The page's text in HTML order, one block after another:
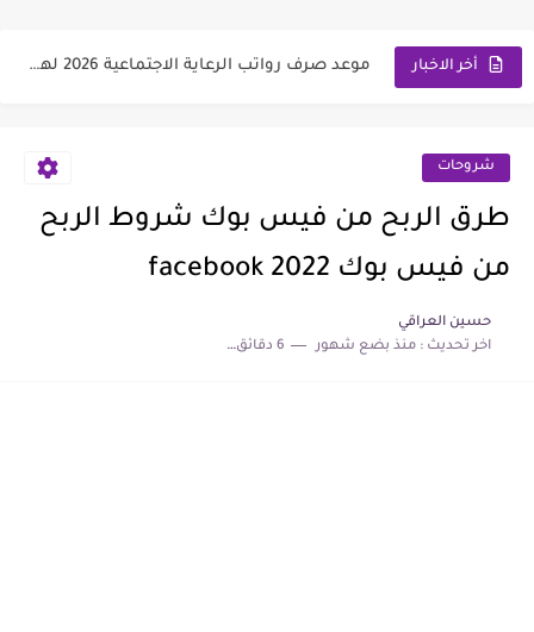
أخر الاخبار موعد صرف رواتب الرعاية الاجتماعية 2026 لهذا الشهر | مع...
شروحات
طرق الربح من فيس بوك شروط الربح
من فيس بوك facebook 2022
حسين العراقي
اخر تحديث :منذ بضع شهور 6 دقائق للقراءة